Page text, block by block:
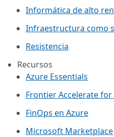
Informática de alto
Infraestructura como
Resistencia
Recursos
Azure Essentials
Frontier Accelerate for
FinOps en Azure
Microsoft Marketplace